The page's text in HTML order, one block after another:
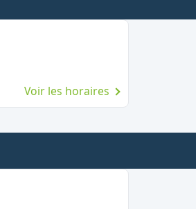
Voir les horaires